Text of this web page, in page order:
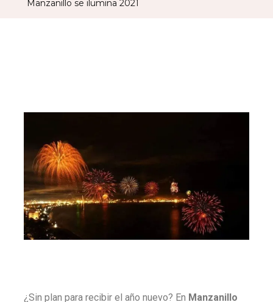
Manzanillo se ilumina 2021
¿Sin plan para recibir el año nuevo? En Manzanillo